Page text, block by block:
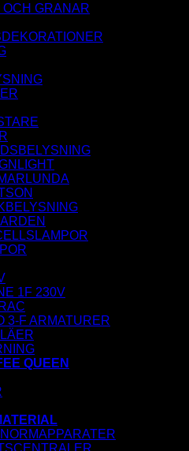
GRANAR
1F 230V
3-F ARMATURER
QUEEN